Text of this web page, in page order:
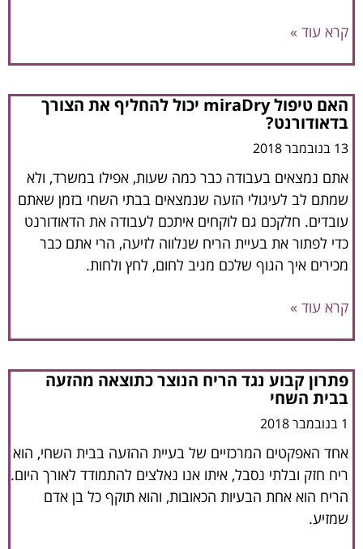
קרא עוד »
האם טיפול miraDry יכול להחליף את הצורך
בדאודורנט?
13 בנובמבר 2018
אתם נמצאים בעבודה כבר כמה שעות, אפילו במשרד, ולא
שמתם לב לעיגולי הזעה שנמצאים בבתי השחי בזמן שאתם
עובדים. חלקכם גם לוקחים איתכם לעבודה את הדאודורנט
כדי לפתור את בעיית הריח שנלווה לזיעה, הרי אתם כבר
מכירים איך הגוף שלכם מגיב לחום, לחץ ולחות.
קרא עוד »
פתרון קבוע נגד הריח הנוצר כתוצאה מהזעה
בבית השחי
1 בנובמבר 2018
אחד האפקטים המרכזיים של בעיית ההזעה בבית השחי, הוא
ריח חזק ובלתי נסבל, איתו אנו נאלצים להתמודד לאורך היום.
הריח הוא אחת הבעיות הכאובות, והוא תוקף כל בן אדם
שמזיע.